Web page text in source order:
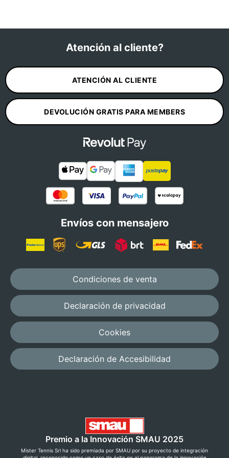
Atención al cliente?
ATENCIÓN AL CLIENTE
DEVOLUCIÓN GRATIS PARA MEMBERS
Envíos con mensajero
Condiciones de venta
Declaración de privacidad
Cookies
Declaración de Accesibilidad
Premio a la Innovación SMAU 2025
Mister Tennis Srl ha sido premiada por SMAU por su proyecto de integración